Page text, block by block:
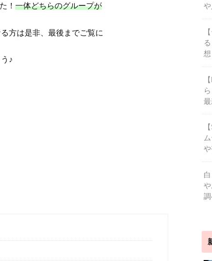
！ 一体どちらのグループが
方は是非、最後までご覧に
♪
想
最
調